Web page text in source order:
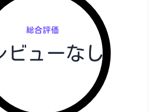
総合評価
ビューなし